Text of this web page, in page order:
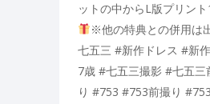
ットの中からL版プリン
※他の特典との併用は
七五三 #新作ドレス #新
7歳 #七五三撮影 #七五三
り #753 #753前撮り